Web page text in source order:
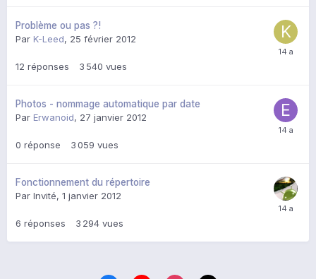
Problème ou pas ?!
Par K-Leed, 25 février 2012
12 réponses 3 540 vues
Photos - nommage automatique par date
Par Erwanoid, 27 janvier 2012
0 réponse 3 059 vues
Fonctionnement du répertoire
Par Invité, 1 janvier 2012
6 réponses 3 294 vues